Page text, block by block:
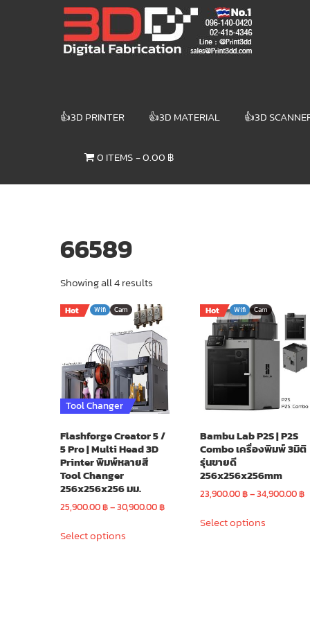
3DD DIGITAL
FABRICATION
3D Printer |
👍3D PRINTER 👍3D MATERIAL 👍3D
0 ITEMS 0.00 ฿
66589
Showing all 4 results
Hot Wifi Cam
Tool Changer
Flashforge Creator 5 /
5 Pro | Multi Head 3D
Printer พิมพ์หลายสี
Tool Changer
256x256x256 มม.
25,900.00฿–30,900.00฿Price
Select options
Hot Wifi Cam
Bambu Lab P2S | P2S
Combo เครื่องพิมพ์ 3มิติ
รุ่นขายดี
256x256x256mm
23,900.00฿–34,900.00฿
Select options